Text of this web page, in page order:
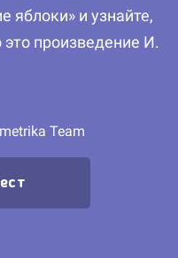
яблоки» и узнайте,
произведение И.
Team